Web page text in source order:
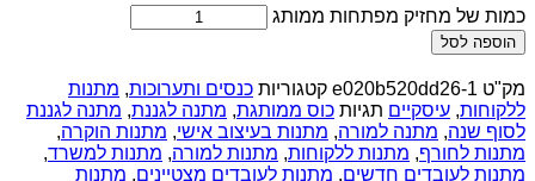
כמות של מחזיק מפתחות ממותג
הוספה לסל
מק"ט e020b520dd26-1 קטגוריות כנסים ותערוכות, מתנות
ללקוחות, עיסקיים תגיות כוס ממותגת, מתנה לגננת, מתנה לגננת
לסוף שנה, מתנה למורה, מתנות בעיצוב אישי, מתנות הוקרה,
מתנות לחורף, מתנות ללקוחות, מתנות למורה, מתנות למשרד,
מתנות לעובדים חדשים, מתנות לעובדים מצטיינים, מתנות